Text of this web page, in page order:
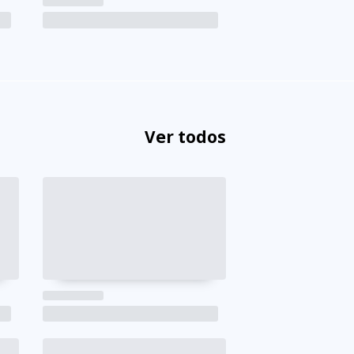
Ver todos